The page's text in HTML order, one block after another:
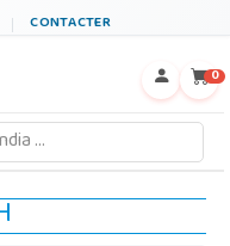
CONTACTER
0